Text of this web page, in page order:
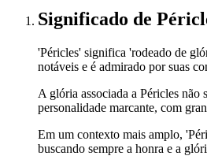
Significado de
'Péricles' significa 'rodeado de
notáveis e é admirado por suas
A glória associada a Péricles não
personalidade marcante, com
Em um contexto mais amplo,
buscando sempre a honra e a